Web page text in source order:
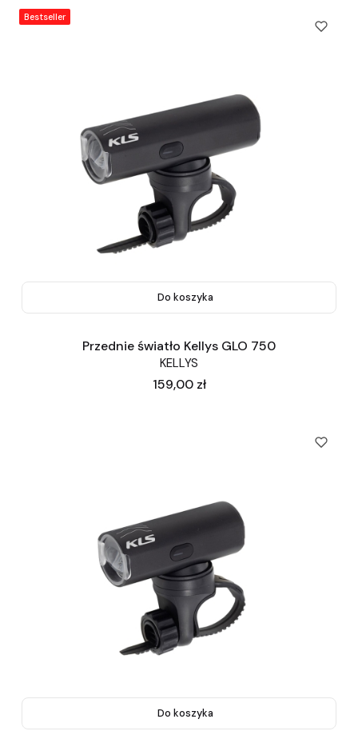
Bestseller
Do koszyka
Przednie światło Kellys GLO 750
KELLYS
Cena
159,00 zł
Do koszyka